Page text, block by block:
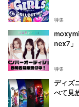
特集
nex7」
特集
ディズ
べて見